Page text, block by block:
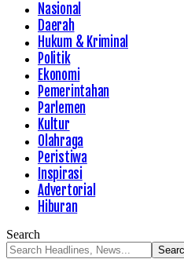
Nasional
Daerah
Hukum & Kriminal
Politik
Ekonomi
Pemerintahan
Parlemen
Kultur
Olahraga
Peristiwa
Inspirasi
Advertorial
Hiburan
Search